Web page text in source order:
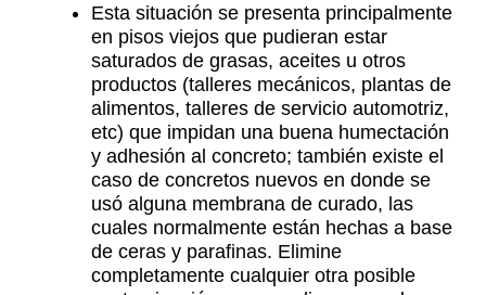
Esta situación se presenta principalmente
en pisos viejos que pudieran estar
saturados de grasas, aceites u otros
productos (talleres mecánicos, plantas de
alimentos, talleres de servicio automotriz,
etc) que impidan una buena humectación
y adhesión al concreto; también existe el
caso de concretos nuevos en donde se
usó alguna membrana de curado, las
cuales normalmente están hechas a base
de ceras y parafinas. Elimine
completamente cualquier otra posible